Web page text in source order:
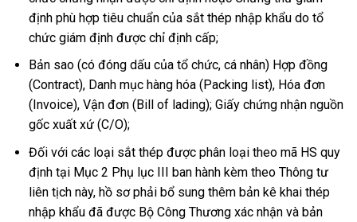
định phù hợp tiêu chuẩn của sắt thép nhập khẩu do tổ
chức giám định được chỉ định cấp;
Bản sao (có đóng dấu của tổ chức, cá nhân) Hợp đồng
(Contract), Danh mục hàng hóa (Packing list), Hóa đơn
(Invoice), Vận đơn (Bill of lading); Giấy chứng nhận nguồn
gốc xuất xứ (C/O);
Đối với các loại sắt thép được phân loại theo mã HS quy
định tại Mục 2 Phụ lục III ban hành kèm theo Thông tư
liên tịch này, hồ sơ phải bổ sung thêm bản kê khai thép
nhập khẩu đã được Bộ Công Thương xác nhận và bản